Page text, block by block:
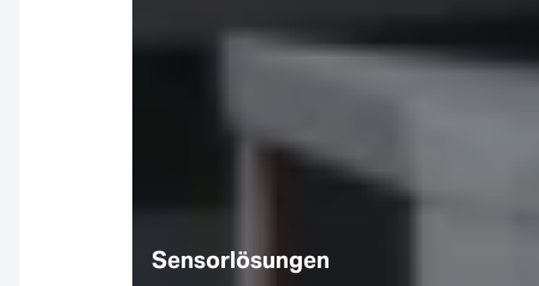
Sensorlösungen